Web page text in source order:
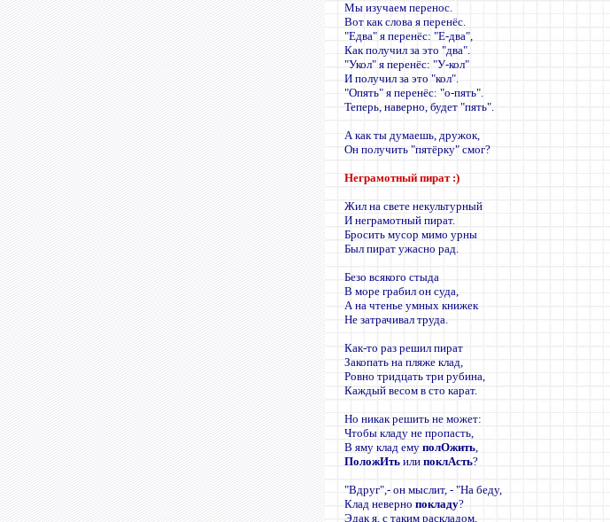
Мы изучаем перенос.
Вот как слова я перенёс.
"Едва" я перенёс: "Е-два",
Как получил за это "два".
"Укол" я перенёс: "У-кол"
И получил за это "кол".
"Опять" я перенёс: "о-пять".
Теперь, наверно, будет "пять".
А как ты думаешь, дружок,
Он получить "пятёрку" смог?
Неграмотный пират :)
Жил на свете некультурный
И неграмотный пират.
Бросить мусор мимо урны
Был пират ужасно рад.
Безо всякого стыда
В море грабил он суда,
А на чтенье умных книжек
Не затрачивал труда.
Как-то раз решил пират
Закопать на пляже клад,
Ровно тридцать три рубина,
Каждый весом в сто карат.
Но никак решить не может:
Чтобы кладу не пропасть,
В яму клад емуполОжить,
ПоложИть илипоклАсть?
"Вдруг",- он мыслит, - "На беду,
Клад невернопокладу?
Эдак я, с таким раскладом,